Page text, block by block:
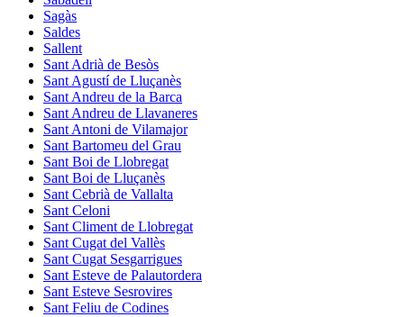
Sagàs
Saldes
Sallent
Sant Adrià de Besòs
Sant Agustí de Lluçanès
Sant Andreu de la Barca
Sant Andreu de Llavaneres
Sant Antoni de Vilamajor
Sant Bartomeu del Grau
Sant Boi de Llobregat
Sant Boi de Lluçanès
Sant Cebrià de Vallalta
Sant Celoni
Sant Climent de Llobregat
Sant Cugat del Vallès
Sant Cugat Sesgarrigues
Sant Esteve de Palautordera
Sant Esteve Sesrovires
Sant Feliu de Codines